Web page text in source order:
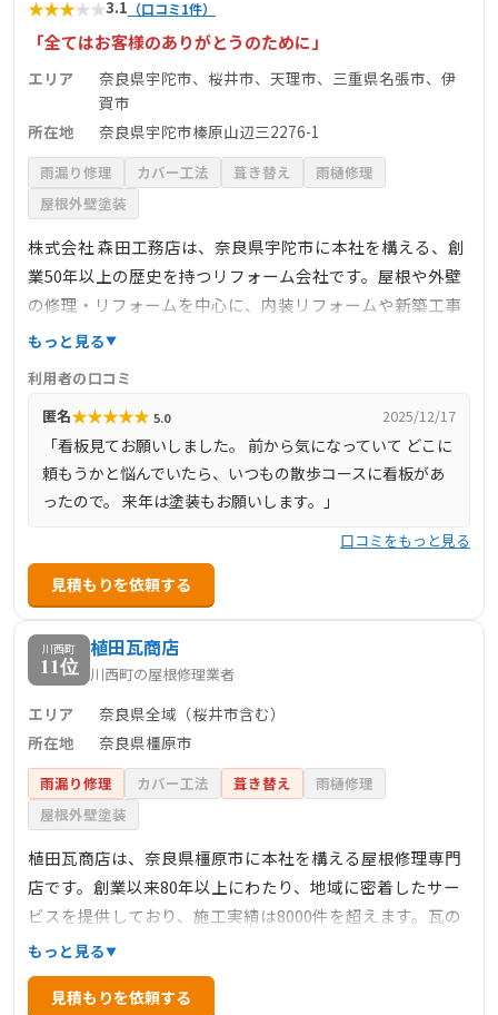
★★★★★3.1 （口コミ1件）
「全てはお客様のありがとうのために」
エリア
奈良県宇陀市、桜井市、天理市、三重県名張市、伊
賀市
所在地
奈良県宇陀市榛原山辺三2276-1
雨漏り修理 カバー工法 葺き替え
雨樋修理
屋根外壁塗装
株式会社 森田工務店は、奈良県宇陀市に本社を構える、創
業50年以上の歴史を持つリフォーム会社です。屋根や外壁
の修理・リフォームを中心に、内装リフォームや新築工事
など幅広い施工に対応しています。施工実績は4000件以上
家資格を持つスタッフが在籍し、無料診断やアフターサー
ビスも充実しており、安心して依頼できる業者です。
もっと見る
利用者の口コミ
匿名★★★★★ 5.0 2025/12/17
「看板見てお願いしました。 前から気になっていて どこに
頼もうかと悩んでいたら、いつもの散歩コースに看板があ
ったので。 来年は塗装もお願いします。」
口コミをもっと見る
見積もりを依頼する
川西町
11位
植田瓦商店
川西町の屋根修理業者
エリア
奈良県全域（桜井市含む）
所在地
奈良県橿原市
雨漏り修理 カバー工法 葺き替え
雨樋修理
屋根外壁塗装
植田瓦商店は、奈良県橿原市に本社を構える屋根修理専門
店です。創業以来80年以上にわたり、地域に密着したサー
ビスを提供しており、施工実績は8000件を超えます。瓦の
葺き替えや修理、雨漏り修理、漆喰工事、板金工事など、
屋根に関する幅広い工事に対応しています。自社職人によ
る丁寧な施工と迅速な対応で、多くの顧客から信頼を得て
もっと見る
見積もりを依頼する